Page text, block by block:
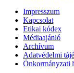
Impresszum
Kapcsolat
Etikai kódex
Médiaajánló
Archívum
Adatvédelmi
Önkormányzati